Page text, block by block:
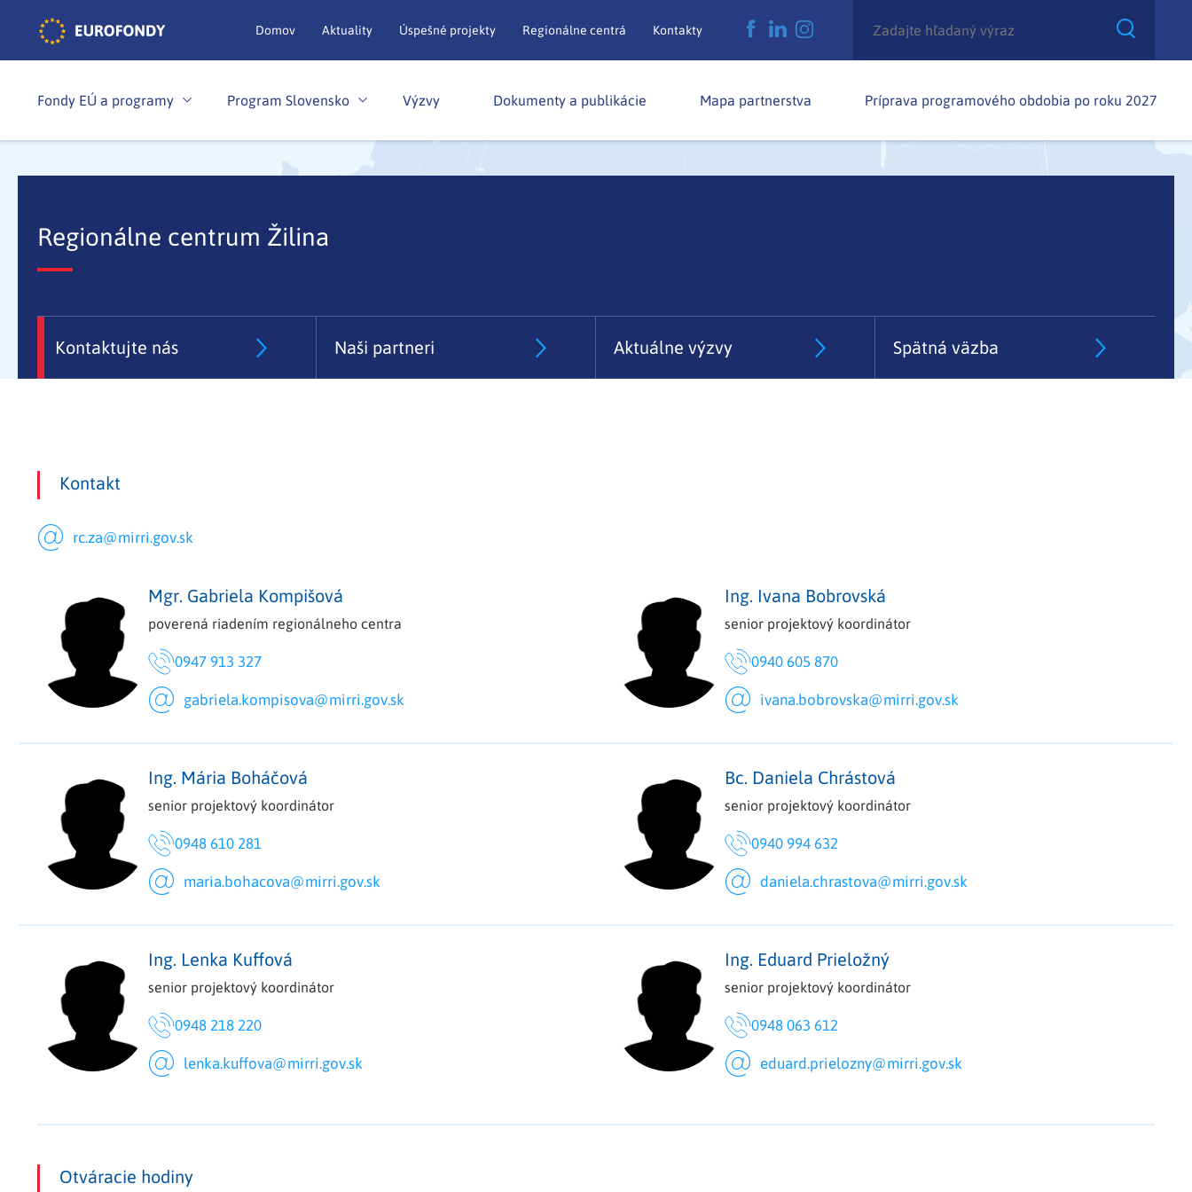
Domov Aktuality Úspešné projekty Regionálne centrá Kontakty
Fondy EÚ a programy Program Slovensko Výzvy Dokumenty a publikácie Mapa partnerstva Príprava programového obdobia po roku 2027
Regionálne centrum Žilina
Kontaktujte nás Naši partneri Aktuálne výzvy Spätná väzba
Kontakt
rc.za@mirri.gov.sk
Mgr. Gabriela Kompišová
poverená riadením regionálneho centra
0947 913 327
gabriela.kompisova@mirri.gov.sk
Ing. Ivana Bobrovská
senior projektový koordinátor
0940 605 870
ivana.bobrovska@mirri.gov.sk
Ing. Mária Boháčová
senior projektový koordinátor
0948 610 281
maria.bohacova@mirri.gov.sk
Bc. Daniela Chrástová
senior projektový koordinátor
0940 994 632
daniela.chrastova@mirri.gov.sk
Ing. Lenka Kuffová
senior projektový koordinátor
0948 218 220
lenka.kuffova@mirri.gov.sk
Ing. Eduard Prieložný
senior projektový koordinátor
0948 063 612
eduard.prielozny@mirri.gov.sk
Otváracie hodiny